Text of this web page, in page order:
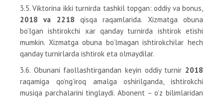
3.5. Viktorina ikki turnirda tashkil topgan: oddiy va bonus,
2018 va 2218 qisqa raqamlarida. Xizmatga obuna
bo’lgan ishtirokchi xar qanday turnirda ishtirok etishi
mumkin. Xizmatga obuna bo’lmagan ishtirokchilar hech
qanday turnirlarda ishtirok eta olmaydilar.
3.6. Obunani faollashtirgandan keyin oddiy turnir 2018
raqamiga qo’ng’iroq amalga oshirilganda, ishtirokchi
musiqa parchalarini tinglaydi. Abonent – o’z bilimlaridan